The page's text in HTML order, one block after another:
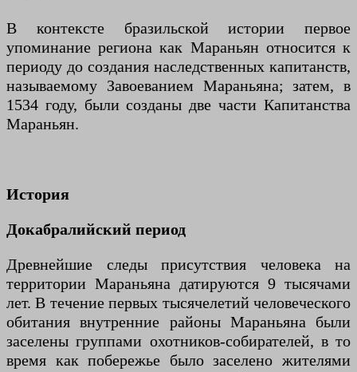
В контексте бразильской истории первое
упоминание региона как Мараньян относится к
периоду до создания наследственных капитанств,
называемому Завоеванием Мараньяна; затем, в
1534 году, были созданы две части Капитанства
Мараньян.
История
Докабралийский период
Древнейшие следы присутствия человека на
территории Мараньяна датируются 9 тысячами
лет. В течение первых тысячелетий человеческого
обитания внутренние районы Мараньяна были
заселены группами охотников-собирателей, в то
время как побережье было заселено жителями